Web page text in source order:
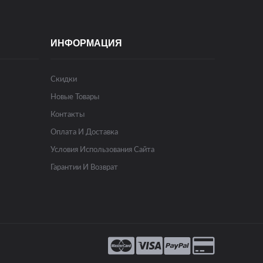
ИНФОРМАЦИЯ
Скидки
Новые Товары
Контакты
Оплата И Доставка
Условия Использования Сайта
Гарантии И Возврат